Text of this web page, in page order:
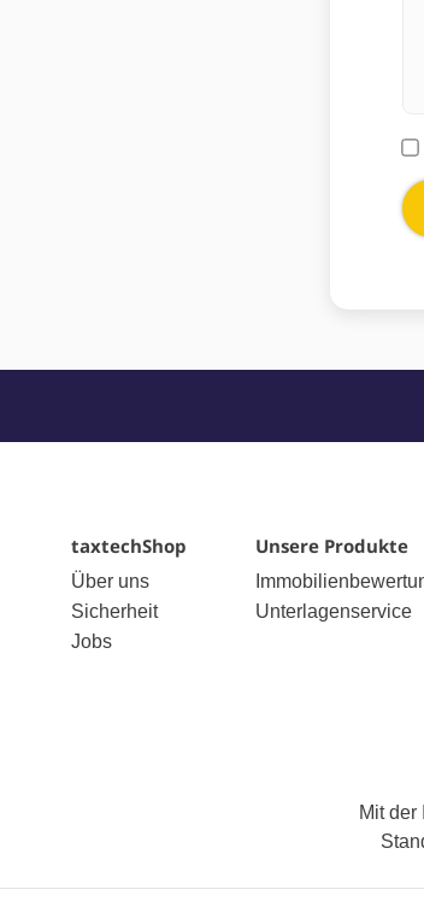
taxtechShop
Über uns
Sicherheit
Jobs
Unsere Produkte
Unterlagenservice
Mit